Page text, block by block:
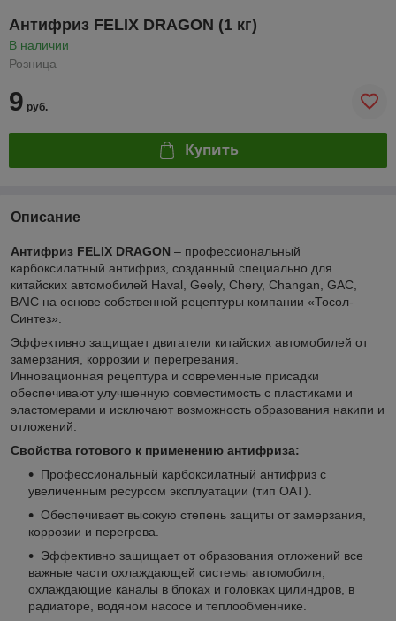
Антифриз FELIX DRAGON (1 кг)
В наличии
Розница
9 руб.
Купить
Описание
Антифриз FELIX DRAGON – профессиональный
карбоксилатный антифриз, созданный специально для
китайских автомобилей Haval, Geely, Chery, Changan, GAC,
BAIC на основе собственной рецептуры компании «Тосол-
Синтез».
Эффективно защищает двигатели китайских автомобилей от
замерзания, коррозии и перегревания.
Инновационная рецептура и современные присадки
обеспечивают улучшенную совместимость с пластиками и
эластомерами и исключают возможность образования накипи и
отложений.
Свойства готового к применению антифриза:
Профессиональный карбоксилатный антифриз с
увеличенным ресурсом эксплуатации (тип OAT).
Обеспечивает высокую степень защиты от замерзания,
коррозии и перегрева.
Эффективно защищает от образования отложений все
важные части охлаждающей системы автомобиля,
охлаждающие каналы в блоках и головках цилиндров, в
радиаторе, водяном насосе и теплообменнике.